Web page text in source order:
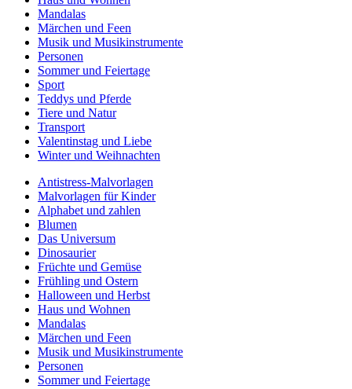
Mandalas
Märchen und Feen
Musik und Musikinstrumente
Personen
Sommer und Feiertage
Sport
Teddys und Pferde
Tiere und Natur
Transport
Valentinstag und Liebe
Winter und Weihnachten
Antistress-Malvorlagen
Malvorlagen für Kinder
Alphabet und zahlen
Blumen
Das Universum
Dinosaurier
Früchte und Gemüse
Frühling und Ostern
Halloween und Herbst
Haus und Wohnen
Mandalas
Märchen und Feen
Musik und Musikinstrumente
Personen
Sommer und Feiertage